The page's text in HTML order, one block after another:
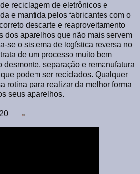
reciclagem de eletrônicos e
e mantida pelos fabricantes com o
descarte e reaproveitamento
dos aparelhos que não mais servem
se o sistema de logística reversa no
de um processo muito bem
desmonte, separação e remanufatura
podem ser reciclados. Qualquer
rotina para realizar da melhor forma
seus aparelhos.